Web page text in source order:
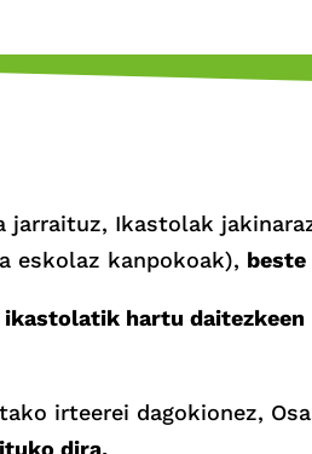
jarraituz, Ikastolak
eskolaz kanpokoak), beste
ikastolatik hartu daitezkeen
irteerei dagokionez,
dira.